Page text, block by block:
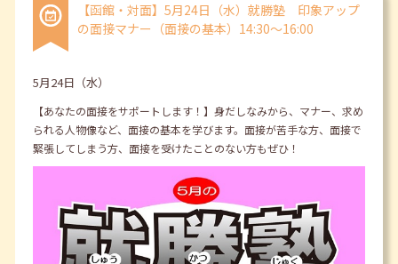
【函館・対面】5月24日（水）就勝塾 印象アップ
の面接マナー（面接の基本）14:30～16:00
5月24日（水）
【あなたの面接をサポートします！】身だしなみから、マナー、求め
られる人物像など、面接の基本を学びます。面接が苦手な方、面接で
緊張してしまう方、面接を受けたことのない方もぜひ！